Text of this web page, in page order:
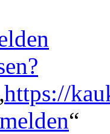
https://
“